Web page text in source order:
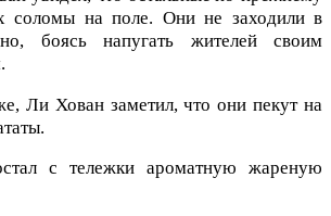
соломы на поле. Они не заходили в
боясь напугать жителей своим
Ли Хован заметил, что они пекут на
с тележки ароматную жареную